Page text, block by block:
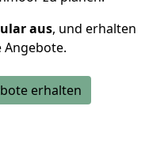
aus, und erhalten
Angebote.
erhalten